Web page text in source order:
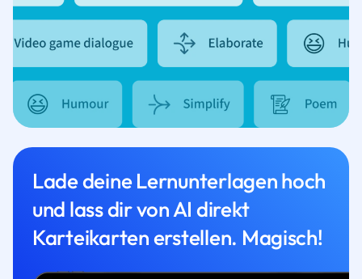
Lade deine Lernunterlagen hoch
und lass dir von AI direkt
Karteikarten erstellen. Magisch!